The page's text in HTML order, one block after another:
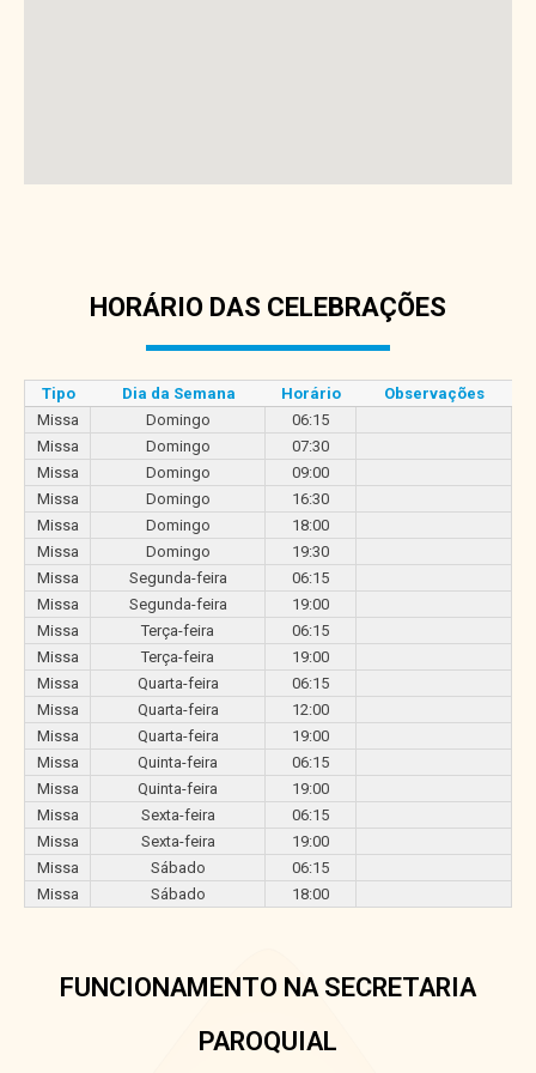
HORÁRIO DAS CELEBRAÇÕES
Tipo Dia da Semana Horário
Observações
Missa
Domingo
06:15
Missa
Domingo
07:30
Missa
Domingo
09:00
Missa
Domingo
16:30
Missa
Domingo
18:00
Missa
Domingo
19:30
Missa
Segunda-feira
06:15
Missa
Segunda-feira
19:00
Missa
Terça-feira
06:15
Missa
Terça-feira
19:00
Missa
Quarta-feira
06:15
Missa
Quarta-feira
12:00
Missa
Quarta-feira
19:00
Missa
Quinta-feira
06:15
Missa
Quinta-feira
19:00
Missa
Sexta-feira
06:15
Missa
Sexta-feira
19:00
Missa
Sábado
06:15
Missa
Sábado 18:00
FUNCIONAMENTO NA SECRETARIA
PAROQUIAL